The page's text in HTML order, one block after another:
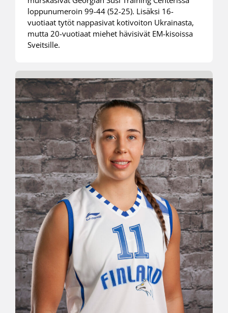
loppunumeroin 99-44 (52-25). Lisäksi 16-
vuotiaat tytöt nappasivat kotivoiton Ukrainasta,
mutta 20-vuotiaat miehet hävisivät EM-kisoissa
Sveitsille.